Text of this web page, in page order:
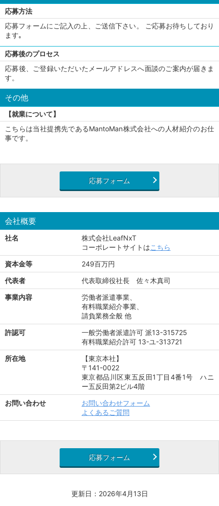
応募方法
応募フォームにご記入の上、ご送信下さい。 ご応募お待ちしており
ます｡
応募後のプロセス
応募後、ご登録いただいたメールアドレスへ面談のご案内が届きま
す。
その他
【就業について】
こちらは当社提携先であるMantoMan株式会社への人材紹介のお仕
事です。
応募フォーム
会社概要
社名
株式会社LeafNxT
コーポレートサイトはこちら
資本金等
249百万円
代表者
代表取締役社長 佐々木真司
事業内容
労働者派遣事業、
有料職業紹介事業、
請負業務全般 他
許認可
一般労働者派遣許可 派13-315725
有料職業紹介許可 13-ユ-313721
所在地
【東京本社】
〒141-0022
東京都品川区東五反田1丁目4番1号 ハニ
ー五反田第2ビル4階
お問い合わせ
お問い合わせフォーム
よくあるご質問
応募フォーム
更新日：2026年4月13日